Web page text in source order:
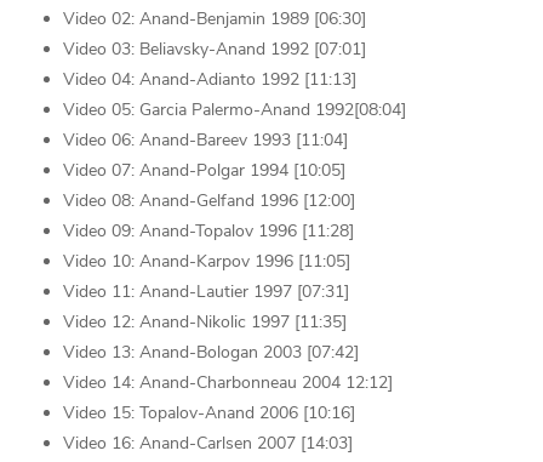
Video 02: Anand-Benjamin 1989 [06:30]
Video 03: Beliavsky-Anand 1992 [07:01]
Video 04: Anand-Adianto 1992 [11:13]
Video 05: Garcia Palermo-Anand 1992[08:04]
Video 06: Anand-Bareev 1993 [11:04]
Video 07: Anand-Polgar 1994 [10:05]
Video 08: Anand-Gelfand 1996 [12:00]
Video 09: Anand-Topalov 1996 [11:28]
Video 10: Anand-Karpov 1996 [11:05]
Video 11: Anand-Lautier 1997 [07:31]
Video 12: Anand-Nikolic 1997 [11:35]
Video 13: Anand-Bologan 2003 [07:42]
Video 14: Anand-Charbonneau 2004 12:12]
Video 15: Topalov-Anand 2006 [10:16]
Video 16: Anand-Carlsen 2007 [14:03]